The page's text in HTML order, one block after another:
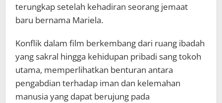
terungkap setelah kehadiran seorang jemaat
baru bernama Mariela.
Konflik dalam film berkembang dari ruang ibadah
yang sakral hingga kehidupan pribadi sang tokoh
utama, memperlihatkan benturan antara
pengabdian terhadap iman dan kelemahan
manusia yang dapat berujung pada